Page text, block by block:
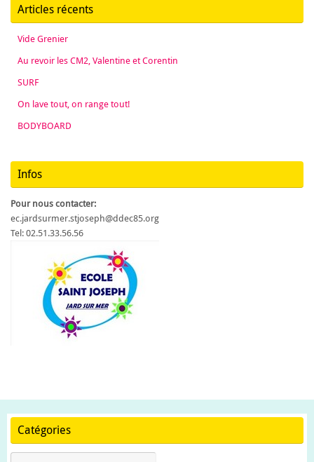
Articles récents
Vide Grenier
Au revoir les CM2, Valentine et Corentin
SURF
On lave tout, on range tout!
BODYBOARD
Infos
Pour nous contacter:
ec.jardsurmer.stjoseph@ddec85.org
Tel: 02.51.33.56.56
Catégories